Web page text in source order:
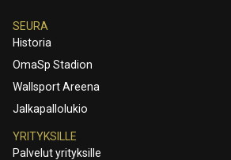
SEURA
Historia
OmaSp Stadion
Wallsport Areena
Jalkapallolukio
YRITYKSILLE
Palvelut yrityksille